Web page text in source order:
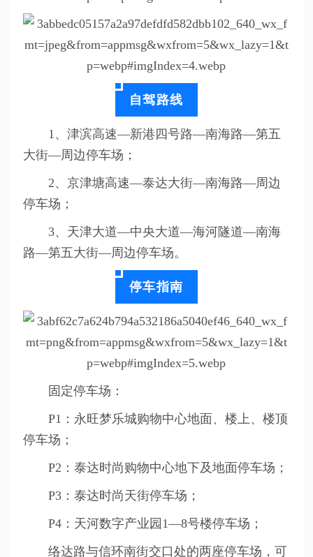
自驾路线
1、津滨高速—新港四号路—南海路—第五
大街—周边停车场；
2、京津塘高速—泰达大街—南海路—周边
停车场；
3、天津大道—中央大道—海河隧道—南海
路—第五大街—周边停车场。
停车指南
固定停车场：
P1：永旺梦乐城购物中心地面、楼上、楼顶
停车场；
P2：泰达时尚购物中心地下及地面停车场；
P3：泰达时尚天街停车场；
P4：天河数字产业园1—8号楼停车场；
络达路与信环南街交口处的两座停车场，可